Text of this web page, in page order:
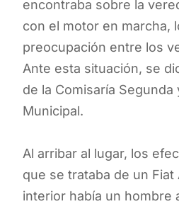
encontraba sobre la
con el motor en marcha,
preocupación entre los
Ante esta situación, se
de la Comisaría Segunda
Municipal.
Al arribar al lugar, los
que se trataba de un Fiat
interior había un hombre